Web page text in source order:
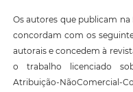
Os autores que publicam na
concordam com os
autorais e concedem à
o trabalho licenciado
Atribuição-NãoComercial-